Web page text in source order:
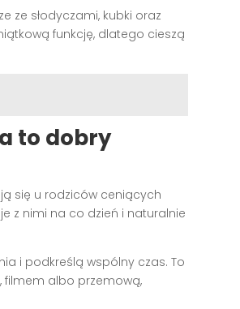
ze słodyczami, kubki oraz
funkcję, dlatego cieszą
to dobry
się u rodziców ceniących
z nimi na co dzień i naturalnie
i podkreślą wspólny czas. To
filmem albo przemową,